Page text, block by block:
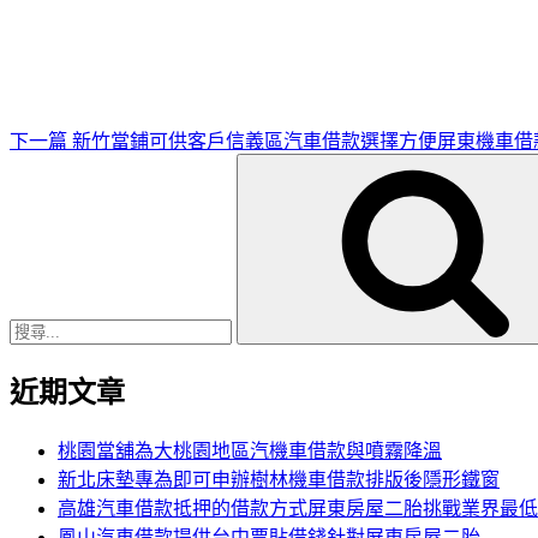
下一篇 新竹當鋪可供客戶信義區汽車借款選擇方便屏東機車借
近期文章
桃園當舖為大桃園地區汽機車借款與噴霧降溫
新北床墊專為即可申辦樹林機車借款排版後隱形鐵窗
高雄汽車借款抵押的借款方式屏東房屋二胎挑戰業界最低